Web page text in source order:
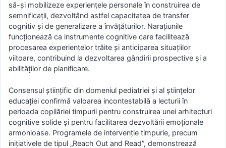
să-și mobilizeze experiențele personale în construirea de
semnificații, dezvoltând astfel capacitatea de transfer
cognitiv și de generalizare a învățăturilor. Narațiunile
funcționează ca instrumente cognitive care facilitează
procesarea experiențelor trăite și anticiparea situațiilor
viitoare, contribuind la dezvoltarea gândirii prospective și a
abilităților de planificare.
Consensul științific din domeniul pediatriei și al științelor
educației confirmă valoarea incontestabilă a lecturii în
perioada copilăriei timpurii pentru construirea unei arhitecturi
cognitive solide și pentru facilitarea dezvoltării emoționale
armonioase. Programele de intervenție timpurie, precum
inițiativele de tipul „Reach Out and Read”, demonstrează